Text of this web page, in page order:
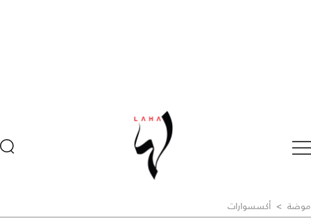
موضة > أكسسوارات